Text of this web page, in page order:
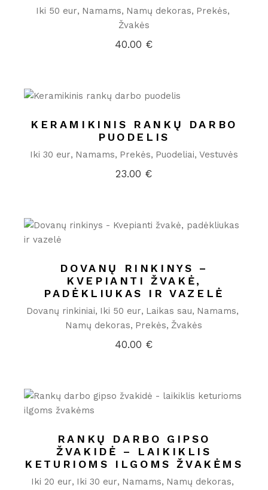
Iki 50 eur Namams Namų dekoras Prekės
Žvakės
40.00 €
KERAMIKINIS RANKŲ DARBO
PUODELIS
Iki 30 eur Namams Prekės Puodeliai Vestuvės
23.00 €
DOVANŲ RINKINYS –
KVEPIANTI ŽVAKĖ,
PADĖKLIUKAS IR VAZELĖ
Dovanų rinkiniai Iki 50 eur Laikas sau Namams
Namų dekoras Prekės Žvakės
40.00 €
RANKŲ DARBO GIPSO
ŽVAKIDĖ – LAIKIKLIS
KETURIOMS ILGOMS ŽVAKĖMS
Iki 20 eur Iki 30 eur Namams Namų dekoras